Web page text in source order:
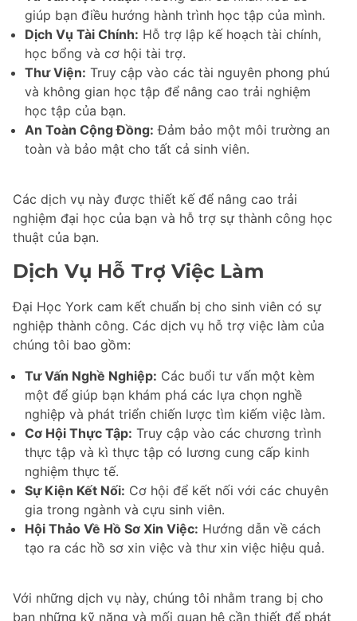
giúp bạn điều hướng hành trình học tập của mình.
Dịch Vụ Tài Chính: Hỗ trợ lập kế hoạch tài chính,
học bổng và cơ hội tài trợ.
Thư Viện: Truy cập vào các tài nguyên phong phú
và không gian học tập để nâng cao trải nghiệm
học tập của bạn.
An Toàn Cộng Đồng: Đảm bảo một môi trường an
toàn và bảo mật cho tất cả sinh viên.
Các dịch vụ này được thiết kế để nâng cao trải
nghiệm đại học của bạn và hỗ trợ sự thành công học
thuật của bạn.
Dịch Vụ Hỗ Trợ Việc Làm
Đại Học York cam kết chuẩn bị cho sinh viên có sự
nghiệp thành công. Các dịch vụ hỗ trợ việc làm của
chúng tôi bao gồm:
Tư Vấn Nghề Nghiệp: Các buổi tư vấn một kèm
một để giúp bạn khám phá các lựa chọn nghề
nghiệp và phát triển chiến lược tìm kiếm việc làm.
Cơ Hội Thực Tập: Truy cập vào các chương trình
thực tập và kì thực tập có lương cung cấp kinh
nghiệm thực tế.
Sự Kiện Kết Nối: Cơ hội để kết nối với các chuyên
gia trong ngành và cựu sinh viên.
Hội Thảo Về Hồ Sơ Xin Việc: Hướng dẫn về cách
tạo ra các hồ sơ xin việc và thư xin việc hiệu quả.
Với những dịch vụ này, chúng tôi nhằm trang bị cho
bạn những kỹ năng và mối quan hệ cần thiết để phát